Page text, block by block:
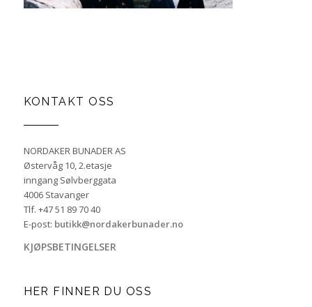
KONTAKT OSS
NORDAKER BUNADER AS
Østervåg 10, 2.etasje
inngang Sølvberggata
4006 Stavanger
Tlf. +47 51 89 70 40
E-post: butikk@nordakerbunader.no
KJØPSBETINGELSER
HER FINNER DU OSS